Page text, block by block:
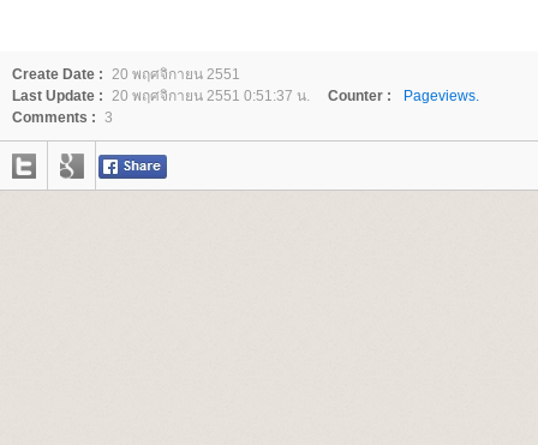
Create Date : 20 พฤศจิกายน 2551
Last Update : 20 พฤศจิกายน 2551 0:51:37 น. Counter :
Pageviews.
Comments : 3